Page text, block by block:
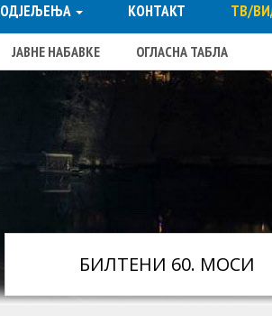
ОДЈЕЉЕЊА КОНТАКТ ТВ/
ЈАВНЕ НАБАВКЕ ОГЛАСНА ТАБЛА
БИЛТЕНИ 60. МОСИ